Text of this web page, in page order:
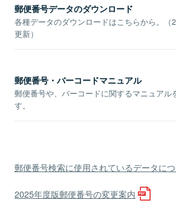
郵便番号データのダウンロード
各種データのダウンロードはこちらから。（
更新）
郵便番号・バーコードマニュアル
郵便番号や、バーコードに関するマニュアル
す。
郵便番号検索に使用されているデータに
2025年度版郵便番号の変更案内